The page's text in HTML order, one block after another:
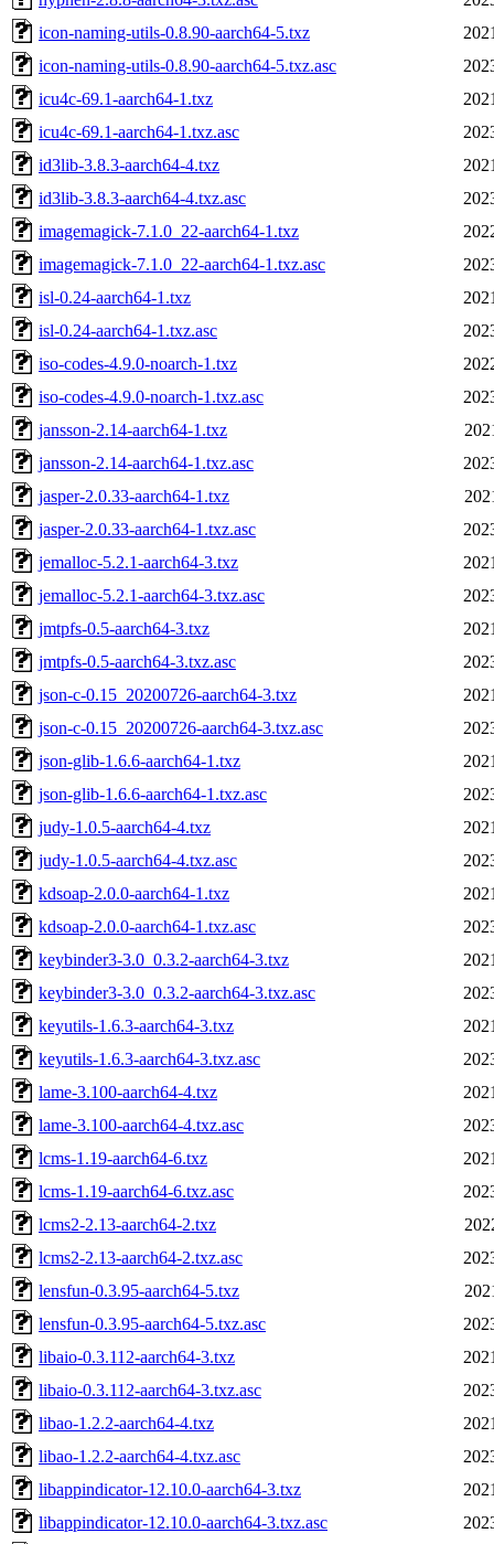
icon-naming-utils-0.8.90-aarch64-5.txz
icon-naming-utils-0.8.90-aarch64-5.txz.asc
icu4c-69.1-aarch64-1.txz
icu4c-69.1-aarch64-1.txz.asc
id3lib-3.8.3-aarch64-4.txz
id3lib-3.8.3-aarch64-4.txz.asc
imagemagick-7.1.0_22-aarch64-1.txz
imagemagick-7.1.0_22-aarch64-1.txz.asc
isl-0.24-aarch64-1.txz
isl-0.24-aarch64-1.txz.asc
iso-codes-4.9.0-noarch-1.txz
iso-codes-4.9.0-noarch-1.txz.asc
jansson-2.14-aarch64-1.txz
jansson-2.14-aarch64-1.txz.asc
jasper-2.0.33-aarch64-1.txz
jasper-2.0.33-aarch64-1.txz.asc
jemalloc-5.2.1-aarch64-3.txz
jemalloc-5.2.1-aarch64-3.txz.asc
jmtpfs-0.5-aarch64-3.txz
jmtpfs-0.5-aarch64-3.txz.asc
json-c-0.15_20200726-aarch64-3.txz
json-c-0.15_20200726-aarch64-3.txz.asc
json-glib-1.6.6-aarch64-1.txz
json-glib-1.6.6-aarch64-1.txz.asc
judy-1.0.5-aarch64-4.txz
judy-1.0.5-aarch64-4.txz.asc
kdsoap-2.0.0-aarch64-1.txz
kdsoap-2.0.0-aarch64-1.txz.asc
keybinder3-3.0_0.3.2-aarch64-3.txz
keybinder3-3.0_0.3.2-aarch64-3.txz.asc
keyutils-1.6.3-aarch64-3.txz
keyutils-1.6.3-aarch64-3.txz.asc
lame-3.100-aarch64-4.txz
lame-3.100-aarch64-4.txz.asc
lcms-1.19-aarch64-6.txz
lcms-1.19-aarch64-6.txz.asc
lcms2-2.13-aarch64-2.txz
lcms2-2.13-aarch64-2.txz.asc
lensfun-0.3.95-aarch64-5.txz
lensfun-0.3.95-aarch64-5.txz.asc
libaio-0.3.112-aarch64-3.txz
libaio-0.3.112-aarch64-3.txz.asc
libao-1.2.2-aarch64-4.txz
libao-1.2.2-aarch64-4.txz.asc
libappindicator-12.10.0-aarch64-3.txz
libappindicator-12.10.0-aarch64-3.txz.asc